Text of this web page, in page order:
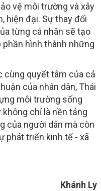
vệ môi trường và xây
hiện đại. Sự thay đổi
từng cá nhân sẽ tạo
hình thành những
cùng quyết tâm của cả
của nhân dân, Thái
môi trường sống
chỉ là nền tảng
của người dân mà còn
phát triển kinh tế - xã
Khánh Ly